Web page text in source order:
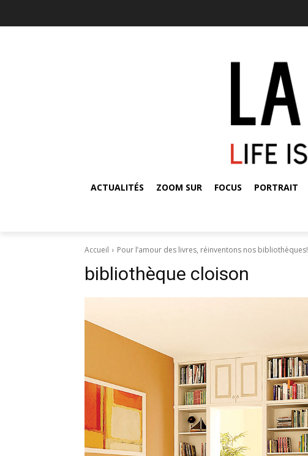
ACTUALITÉS ZOOM SUR FOCUS PORTRAIT
Accueil Pour l’amour des livres, réinventons nos bibliothèques!
bibliothèque cloison